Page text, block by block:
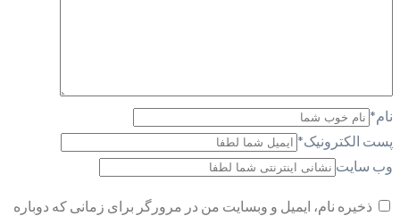
نام*
پست الکترونیک*
وب سایت
ذخیره نام، ایمیل و وبسایت من در مرورگر برای زمانی که دوباره